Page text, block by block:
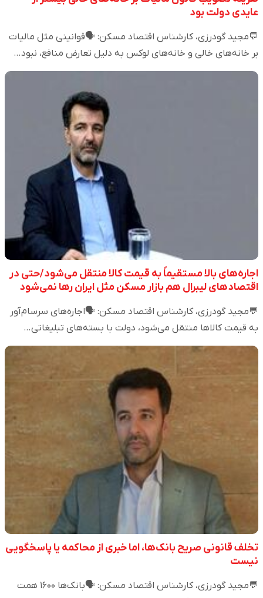
عایدی دولت بود
💬مجید گودرزی، کارشناس اقتصاد مسکن: 🗣️قوانینی مثل مالیات
بر خانه‌های خالی و خانه‌های لوکس به دلیل تعارض منافع، نبود…
اجاره‌های بالا مستقیماً به قیمت کالا منتقل می‌شود/حتی در
اقتصادهای لیبرال هم بازار مسکن مثل ایران رها نمی‌شود
💬مجید گودرزی، کارشناس اقتصاد مسکن: 🗣️اجاره‌های سرسام‌آور
به قیمت کالاها منتقل می‌شود، دولت با بسته‌های تبلیغاتی…
تخلف قانونی صریح بانک‌ها، اما خبری از محاکمه یا پاسخگویی
نیست
💬مجید گودرزی، کارشناس اقتصاد مسکن: 🗣️بانک‌ها ۱۶۰۰ همت